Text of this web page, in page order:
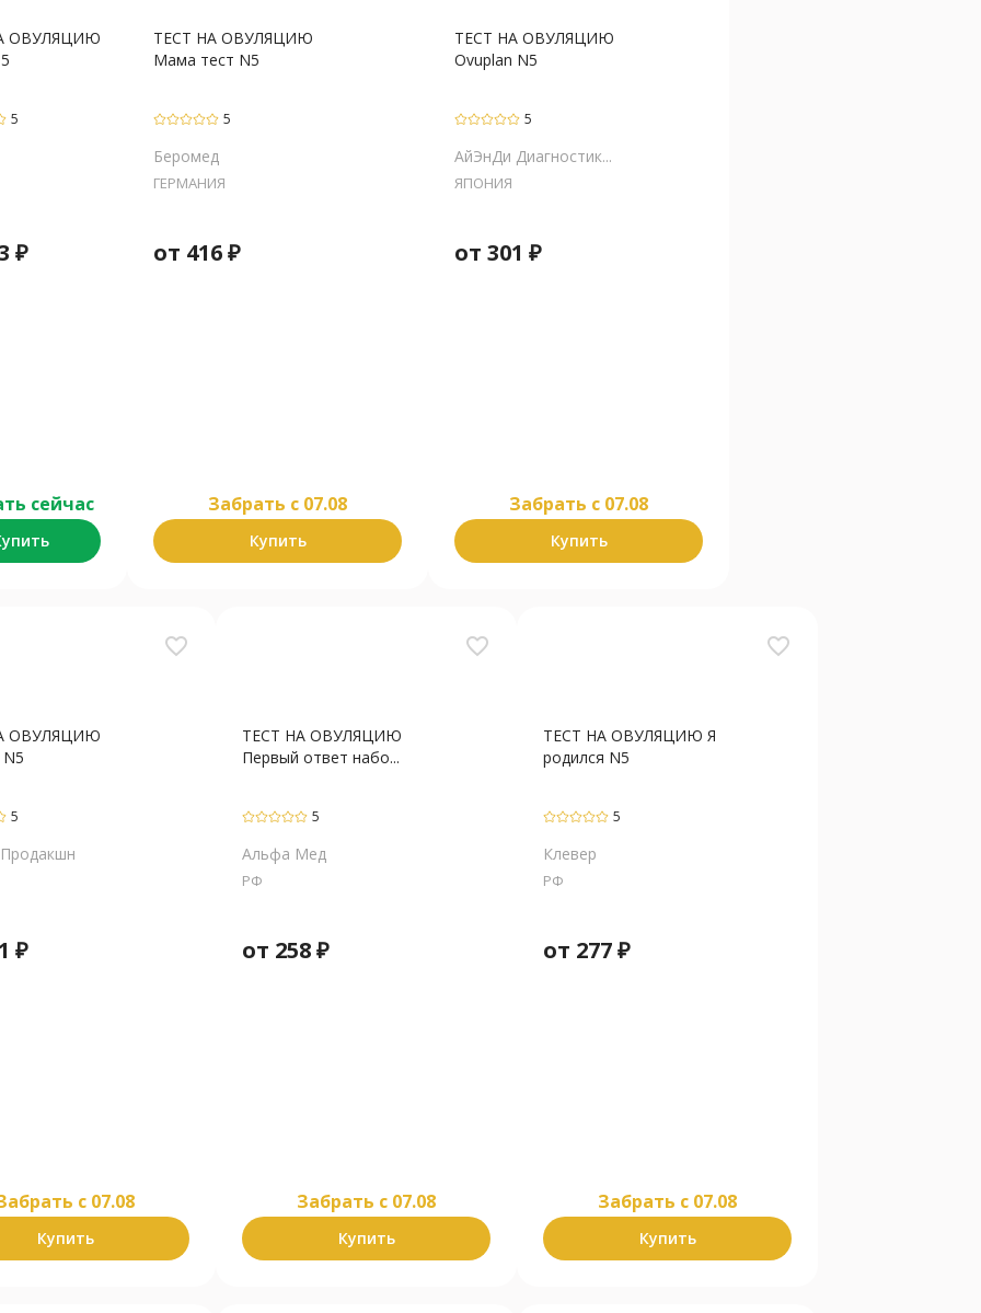
ОВУЛЯЦИЮ
5
₽
сейчас
ТЕСТ НА ОВУЛЯЦИЮ
Мама тест N5
5
Беромед
ГЕРМАНИЯ
от 416₽
Забрать c 07.08
Купить
ТЕСТ НА ОВУЛЯЦИЮ
Ovuplan N5
5
АйЭнДи Диагностик...
ЯПОНИЯ
от 301 ₽
Забрать c 07.08
Купить
favorite_border
ОВУЛЯЦИЮ
5
₽
c 07.08
Купить
favorite_border
ТЕСТ НА ОВУЛЯЦИЮ
Первый ответ набо...
5
Альфа Мед
РФ
от 258₽
Забрать c 07.08
Купить
favorite_border
ТЕСТ НА ОВУЛЯЦИЮ Я
родился N5
5
Клевер
РФ
от 277₽
Забрать c 07.08
Купить